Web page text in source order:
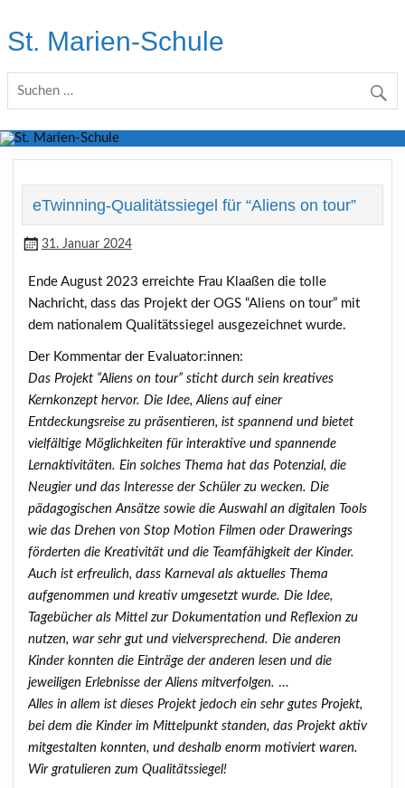
content
St. Marien-Schule
eTwinning-Qualitätssiegel für “Aliens on tour”
31. Januar 2024
Ende August 2023 erreichte Frau Klaaßen die tolle
Nachricht, dass das Projekt der OGS “Aliens on tour” mit
dem nationalem Qualitätssiegel ausgezeichnet wurde.
Der Kommentar der Evaluator:innen:
Das Projekt “Aliens on tour” sticht durch sein kreatives
Kernkonzept hervor. Die Idee, Aliens auf einer
Entdeckungsreise zu präsentieren, ist spannend und bietet
vielfältige Möglichkeiten für interaktive und spannende
Lernaktivitäten. Ein solches Thema hat das Potenzial, die
Neugier und das Interesse der Schüler zu wecken. Die
pädagogischen Ansätze sowie die Auswahl an digitalen Tools
wie das Drehen von Stop Motion Filmen oder Drawerings
förderten die Kreativität und die Teamfähigkeit der Kinder.
Auch ist erfreulich, dass Karneval als aktuelles Thema
aufgenommen und kreativ umgesetzt wurde. Die Idee,
Tagebücher als Mittel zur Dokumentation und Reflexion zu
nutzen, war sehr gut und vielversprechend. Die anderen
Kinder konnten die Einträge der anderen lesen und die
jeweiligen Erlebnisse der Aliens mitverfolgen. …
Alles in allem ist dieses Projekt jedoch ein sehr gutes Projekt,
bei dem die Kinder im Mittelpunkt standen, das Projekt aktiv
mitgestalten konnten, und deshalb enorm motiviert waren.
Wir gratulieren zum Qualitätssiegel!